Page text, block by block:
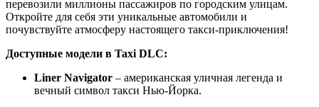
перевозили миллионы пассажиров по городским улицам.
Откройте для себя эти уникальные автомобили и
почувствуйте атмосферу настоящего такси-приключения!
Доступные модели в Taxi DLC:
Liner Navigator – американская уличная легенда и
вечный символ такси Нью-Йорка.